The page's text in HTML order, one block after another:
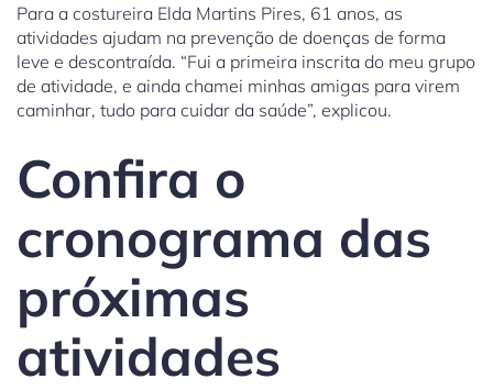
Para a costureira Elda Martins Pires, 61 anos, as
atividades ajudam na prevenção de doenças de forma
leve e descontraída. “Fui a primeira inscrita do meu grupo
de atividade, e ainda chamei minhas amigas para virem
caminhar, tudo para cuidar da saúde”, explicou.
Confira o
cronograma das
próximas
atividades